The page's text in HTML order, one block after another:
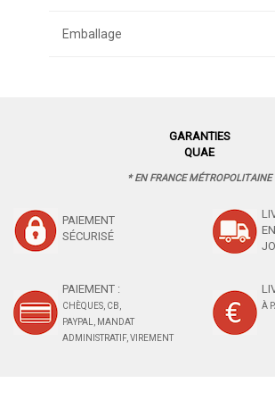
Emballage
GARANTIES
QUAE
* EN FRANCE MÉTROPOLITAINE
PAIEMENT
SÉCURISÉ
PAIEMENT :
CHÈQUES, CB,
PAYPAL, MANDAT
ADMINISTRATIF, VIREMENT
À